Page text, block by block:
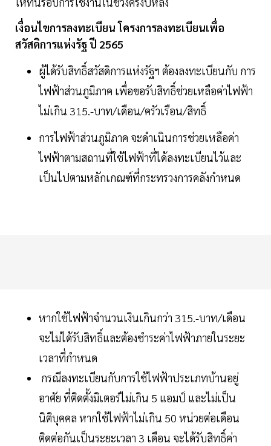
เงื่อนไขการลงทะเบียน โครงการลงทะเบียนเพื่อ
สวัสดิการแห่งรัฐ ปี 2565
ผู้ได้รับสิทธิ์สวัสดิการแห่งรัฐฯ ต้องลงทะเบียนกับ การ
ไฟฟ้าส่วนภูมิภาค เพื่อขอรับสิทธิ์ช่วยเหลือค่าไฟฟ้า
ไม่เกิน 315.-บาท/เดือน/ครัวเรือน/สิทธิ์
การไฟฟ้าส่วนภูมิภาค จะดำเนินการช่วยเหลือค่า
ไฟฟ้าตามสถานที่ใช้ไฟฟ้าที่ได้ลงทะเบียนไว้และ
เป็นไปตามหลักเกณฑ์ที่กระทรวงการคลังกำหนด
หากใช้ไฟฟ้าจำนวนเงินเกินกว่า 315.-บาท/เดือน
จะไม่ได้รับสิทธิ์และต้องชำระค่าไฟฟ้าภายในระยะ
เวลาที่กำหนด
กรณีลงทะเบียนกับการใช้ไฟฟ้าประเภทบ้านอยู่
อาศัย ที่ติดตั้งมิเตอร์ไม่เกิน 5 แอมป์ และไม่เป็น
นิติบุคคล หากใช้ไฟฟ้าไม่เกิน 50 หน่วยต่อเดือน
ติดต่อกันเป็นระยะเวลา 3 เดือน จะได้รับสิทธิ์ค่า